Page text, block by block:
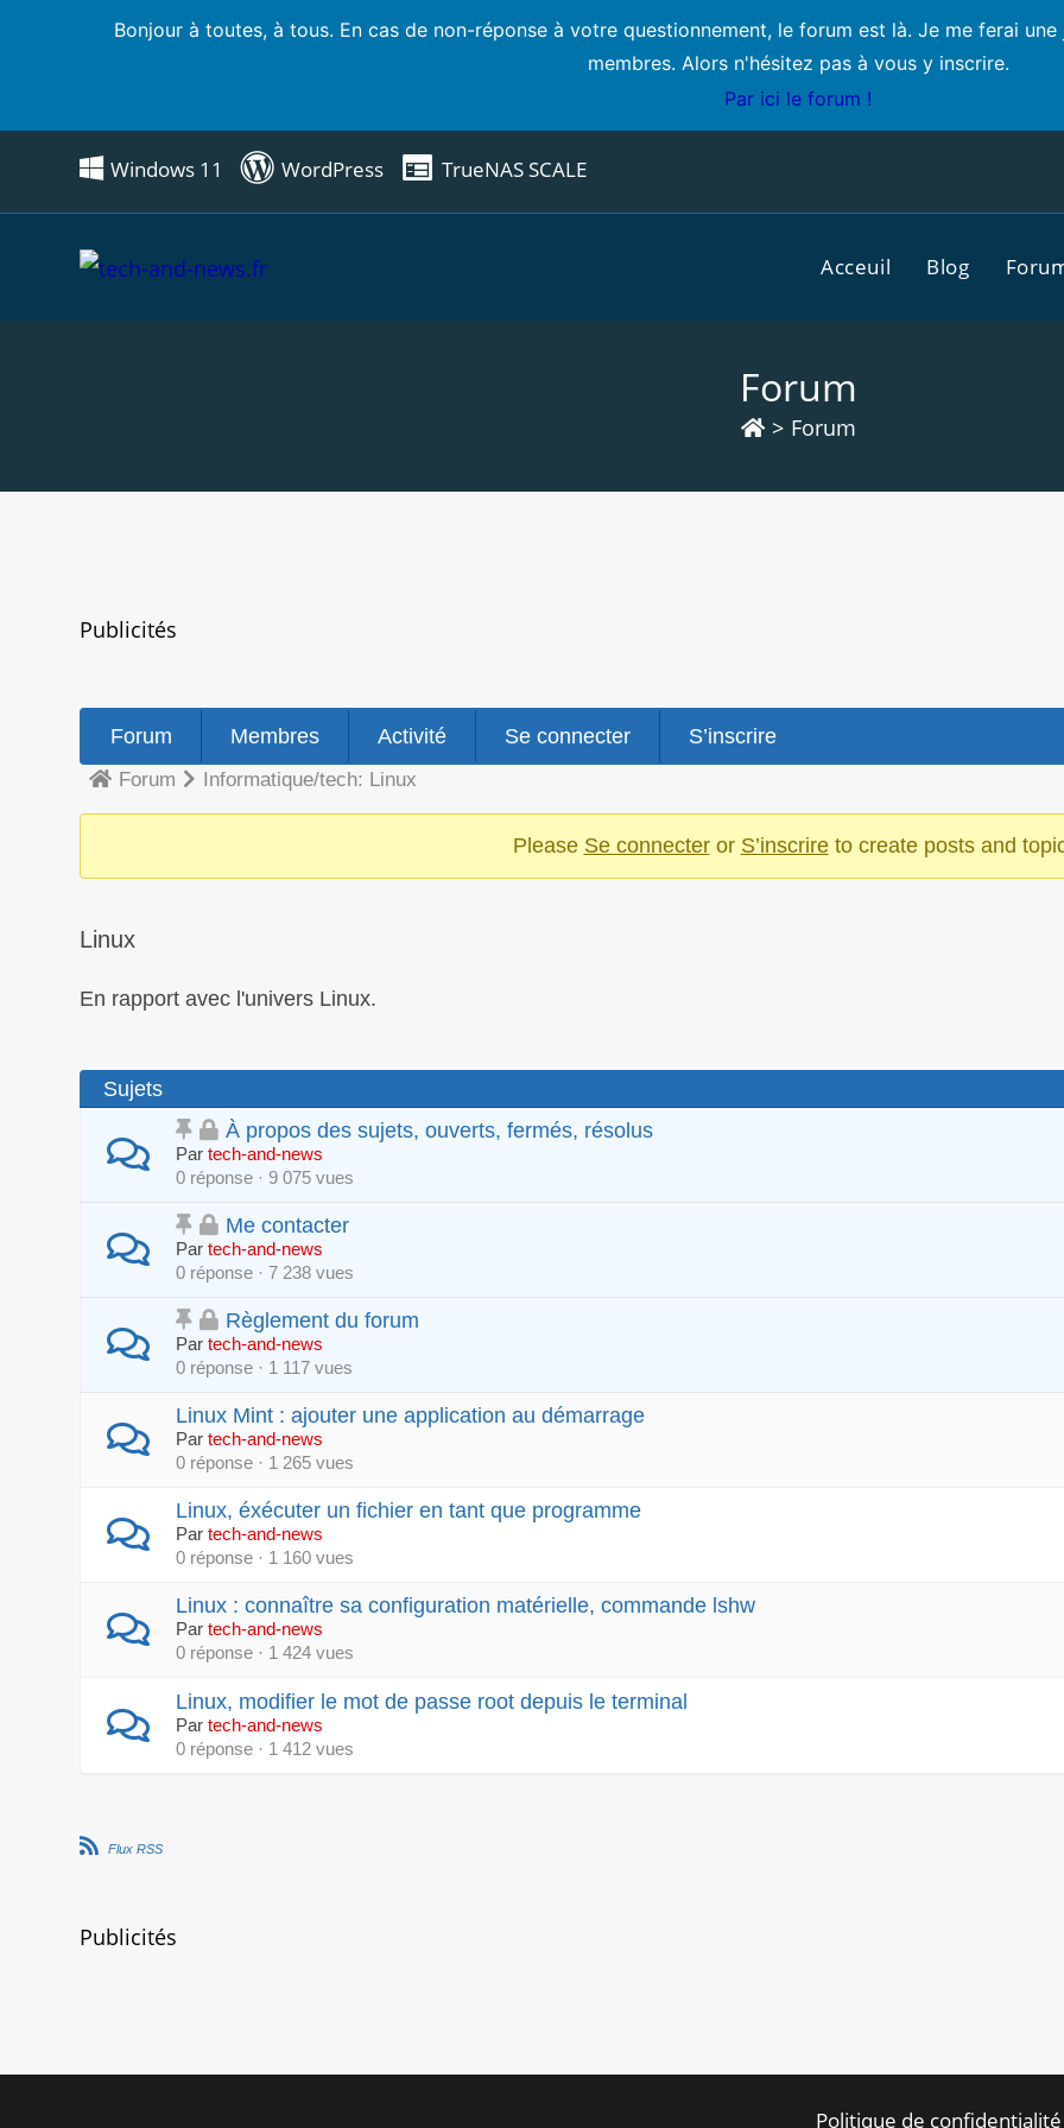
Bonjour à toutes, à tous. En cas de non-réponse à votre questionnement, le forum est là. Je me ferai
membres. Alors n'hésitez pas à vous y inscrire.
Par ici le forum !
Windows 11 WordPress TrueNAS SCALE
Acceuil Blog
Forum
> Forum
Publicités
forum
Forum Membres Activité Se connecter S’inscrire
Fil
d’Ariane
êtes
Forum Informatique/tech: Linux
Please Se connecteror S’inscrireto create posts and
Linux
En rapport avec l'univers Linux.
Sujets
À propos des sujets, ouverts, fermés, résolus
Partech-and-news
0 réponse · 9 075 vues
Me contacter
Partech-and-news
0 réponse · 7 238 vues
Règlement du forum
Partech-and-news
0 réponse · 1 117 vues
Linux Mint : ajouter une application au démarrage
Partech-and-news
0 réponse · 1 265 vues
Linux, éxécuter un fichier en tant que programme
Partech-and-news
0 réponse · 1 160 vues
Linux : connaître sa configuration matérielle, commande lshw
Partech-and-news
0 réponse · 1 424 vues
Linux, modifier le mot de passe root depuis le terminal
Partech-and-news
0 réponse · 1 412 vues
Flux RSS
Publicités
Politique de